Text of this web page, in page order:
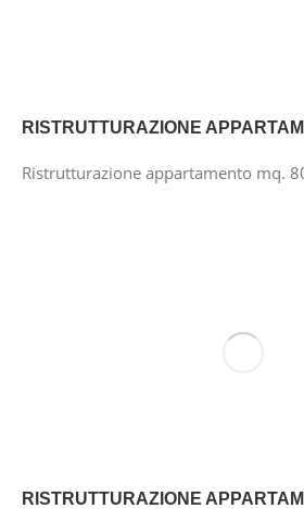
RISTRUTTURAZIONE
Ristrutturazione appartamento mq.
RISTRUTTURAZIONE